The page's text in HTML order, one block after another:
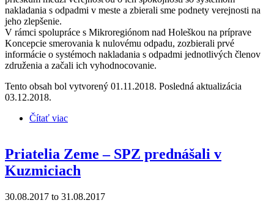
nakladania s odpadmi v meste a zbierali sme podnety verejnosti na
jeho zlepšenie.
V rámci spolupráce s Mikroregiónom nad Holeškou na príprave
Koncepcie smerovania k nulovému odpadu, zozbierali prvé
informácie o systémoch nakladania s odpadmi jednotlivých členov
združenia a začali ich vyhodnocovanie.
Tento obsah bol vytvorený 01.11.2018. Posledná aktualizácia
03.12.2018.
Čítať viac
Priatelia Zeme – SPZ prednášali v
Kuzmiciach
30.08.2017 to 31.08.2017